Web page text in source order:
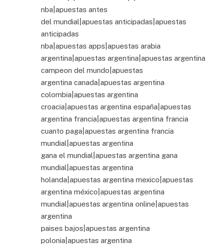
nba|apuestas antes
del mundial|apuestas anticipadas|apuestas
anticipadas
nba|apuestas apps|apuestas arabia
argentina|apuestas argentina|apuestas argentina
campeon del mundo|apuestas
argentina canada|apuestas argentina
colombia|apuestas argentina
croacia|apuestas argentina españa|apuestas
argentina francia|apuestas argentina francia
cuanto paga|apuestas argentina francia
mundial|apuestas argentina
gana el mundial|apuestas argentina gana
mundial|apuestas argentina
holanda|apuestas argentina mexico|apuestas
argentina méxico|apuestas argentina
mundial|apuestas argentina online|apuestas
argentina
paises bajos|apuestas argentina
polonia|apuestas argentina